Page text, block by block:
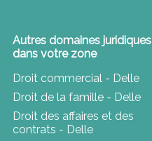
Autres domaines juridiques
dans votre zone
Droit commercial - Delle
Droit de la famille - Delle
Droit des affaires et des
contrats - Delle